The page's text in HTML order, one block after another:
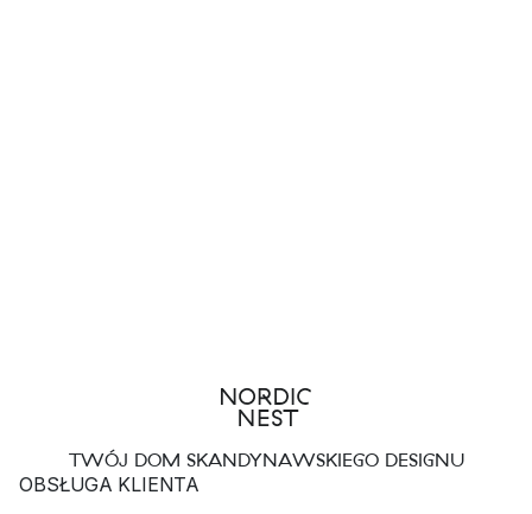
TWÓJ DOM SKANDYNAWSKIEGO DESIGNU
OBSŁUGA KLIENTA